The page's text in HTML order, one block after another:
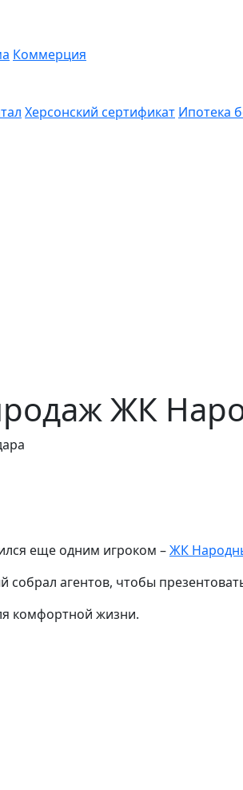
Коммерция
Херсонский сертификат Ипотека
ЖК
еще одним игроком –ЖК
агентов, чтобы
комфортной жизни.